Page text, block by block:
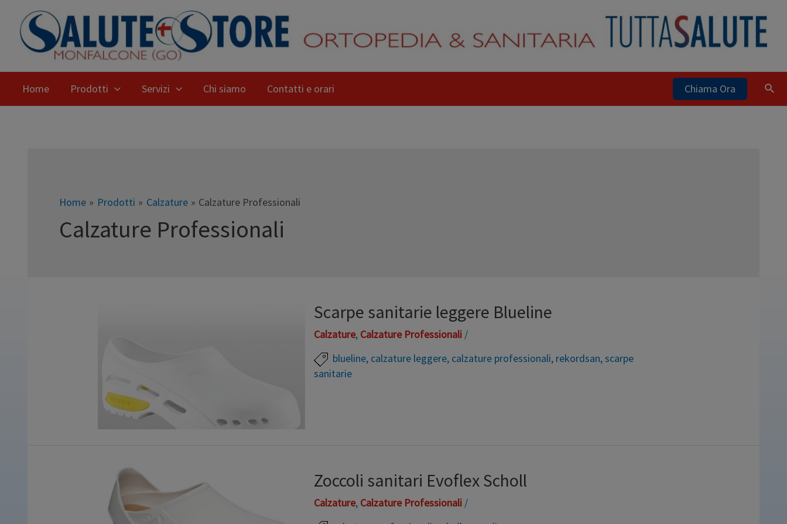
Home Prodotti Servizi Chi siamo Contatti e orari Chiama Ora
Home Prodotti Calzature Calzature Professionali
Calzature Professionali
Scarpe sanitarie leggere Blueline
Calzature, Calzature Professionali/
blueline, calzature leggere, calzature professionali, rekordsan,scarpe
sanitarie
protezione e il benessere del piede. Queste scarpe possono essere facilmente lavate …
Zoccoli sanitari Evoflex Scholl
Calzature, Calzature Professionali/